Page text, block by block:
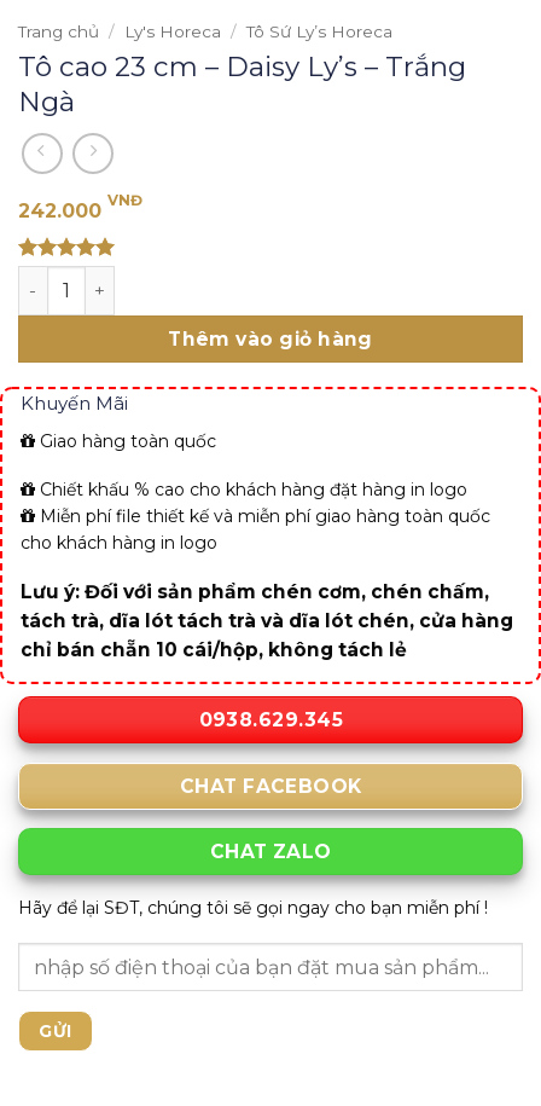
Trang chủ / Ly's Horeca / Tô Sứ Ly’s Horeca
Tô cao 23 cm – Daisy Ly’s – Trắng
Ngà
242.000 VNĐ
out of 5
Tô cao 23 cm - Daisy Ly's - Trắng Ngà số lượng
Thêm vào giỏ hàng
Khuyến Mãi
Giao hàng toàn quốc
Chiết khấu % cao cho khách hàng đặt hàng in logo
Miễn phí file thiết kế và miễn phí giao hàng toàn quốc
cho khách hàng in logo
Lưu ý: Đối với sản phẩm chén cơm, chén chấm,
tách trà, dĩa lót tách trà và dĩa lót chén, cửa hàng
chỉ bán chẵn 10 cái/hộp, không tách lẻ
0938.629.345
CHAT FACEBOOK
CHAT ZALO
Hãy để lại SĐT, chúng tôi sẽ gọi ngay cho bạn miễn phí !